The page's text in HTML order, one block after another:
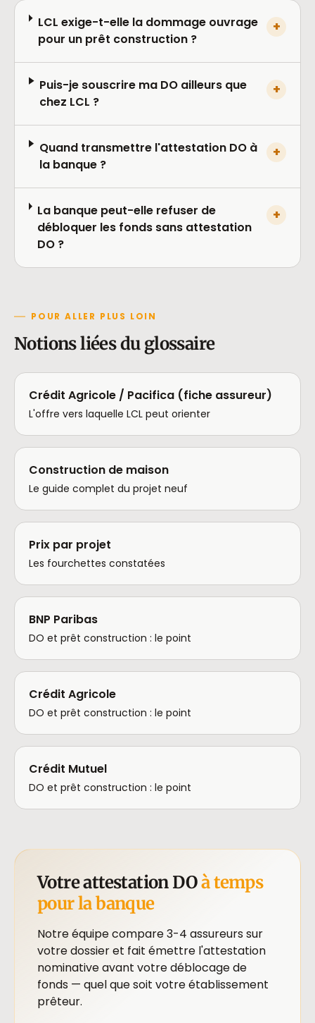
LCL exige-t-elle la dommage ouvrage
pour un prêt construction ?
+
Puis-je souscrire ma DO ailleurs que
chez LCL ?
+
Quand transmettre l'attestation DO à
la banque ?
+
La banque peut-elle refuser de
débloquer les fonds sans attestation
DO ?
+
POUR ALLER PLUS LOIN
Notions liées du glossaire
Crédit Agricole / Pacifica (fiche assureur)
L'offre vers laquelle LCL peut orienter
Construction de maison
Le guide complet du projet neuf
Prix par projet
Les fourchettes constatées
BNP Paribas
DO et prêt construction : le point
Crédit Agricole
DO et prêt construction : le point
Crédit Mutuel
DO et prêt construction : le point
Votre attestation DOà temps
pour la banque
Notre équipe compare 3-4 assureurs sur
votre dossier et fait émettre l'attestation
nominative avant votre déblocage de
fonds — quel que soit votre établissement
prêteur.